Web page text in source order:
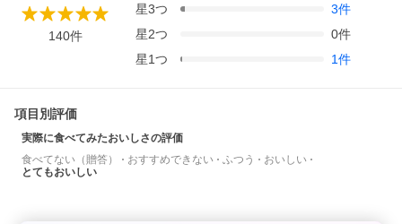
140件
星3つ 3件
星2つ 0件
星1つ 1件
項目別評価
実際に食べてみたおいしさの評価
食べてない（贈答）
おすすめできない ふつう
おいしい
とてもおいしい